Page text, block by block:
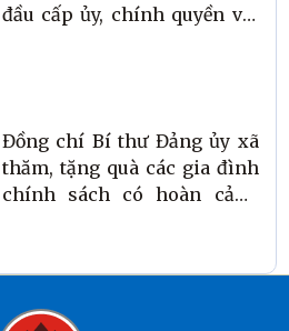
đầu cấp ủy, chính quyền với
Đồng chí Bí thư Đảng ủy xã
thăm, tặng quà các gia đình
chính sách có hoàn cảnh
Liệt sĩ